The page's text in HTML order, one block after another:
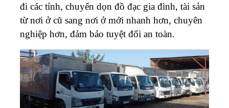
đi các tỉnh, chuyển dọn đồ đạc gia đình, tài sản
từ nơi ở cũ sang nơi ở mới nhanh hơn, chuyên
nghiệp hơn, đảm bảo tuyệt đối an toàn.